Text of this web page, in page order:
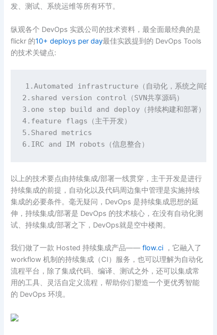
发、测试、系统运维等所有环节。
纵观各个 DevOps 实践公司的技术资料，最全面最经典的是
flickr 的10+ deploys per day最佳实践提到的 DevOps Tools
的技术关键点:
1.Automated infrastructure（自动化，系统之间的
2.shared version control（SVN共享源码）
3.one step build and deploy（持续构建和部署）
4.feature flags（主干开发）
5.Shared metrics
6.IRC and IM robots（信息整合）
以上的技术要点由持续集成/部署一线贯穿，主干开发是进行
持续集成的前提，自动化以及代码周边集中管理是实施持续
集成的必要条件。毫无疑问，DevOps 是持续集成思想的延
伸，持续集成/部署是 DevOps 的技术核心，在没有自动化测
试、持续集成/部署之下，DevOps就是空中楼阁。
我们做了一款 Hosted 持续集成产品——flow.ci ，它融入了
workflow 机制的持续集成（CI）服务，也可以理解为自动化
流程平台，除了集成代码、编译、测试之外，还可以集成常
用的工具、灵活自定义流程，帮助你们塑造一个更优秀智能
的 DevOps 环境。